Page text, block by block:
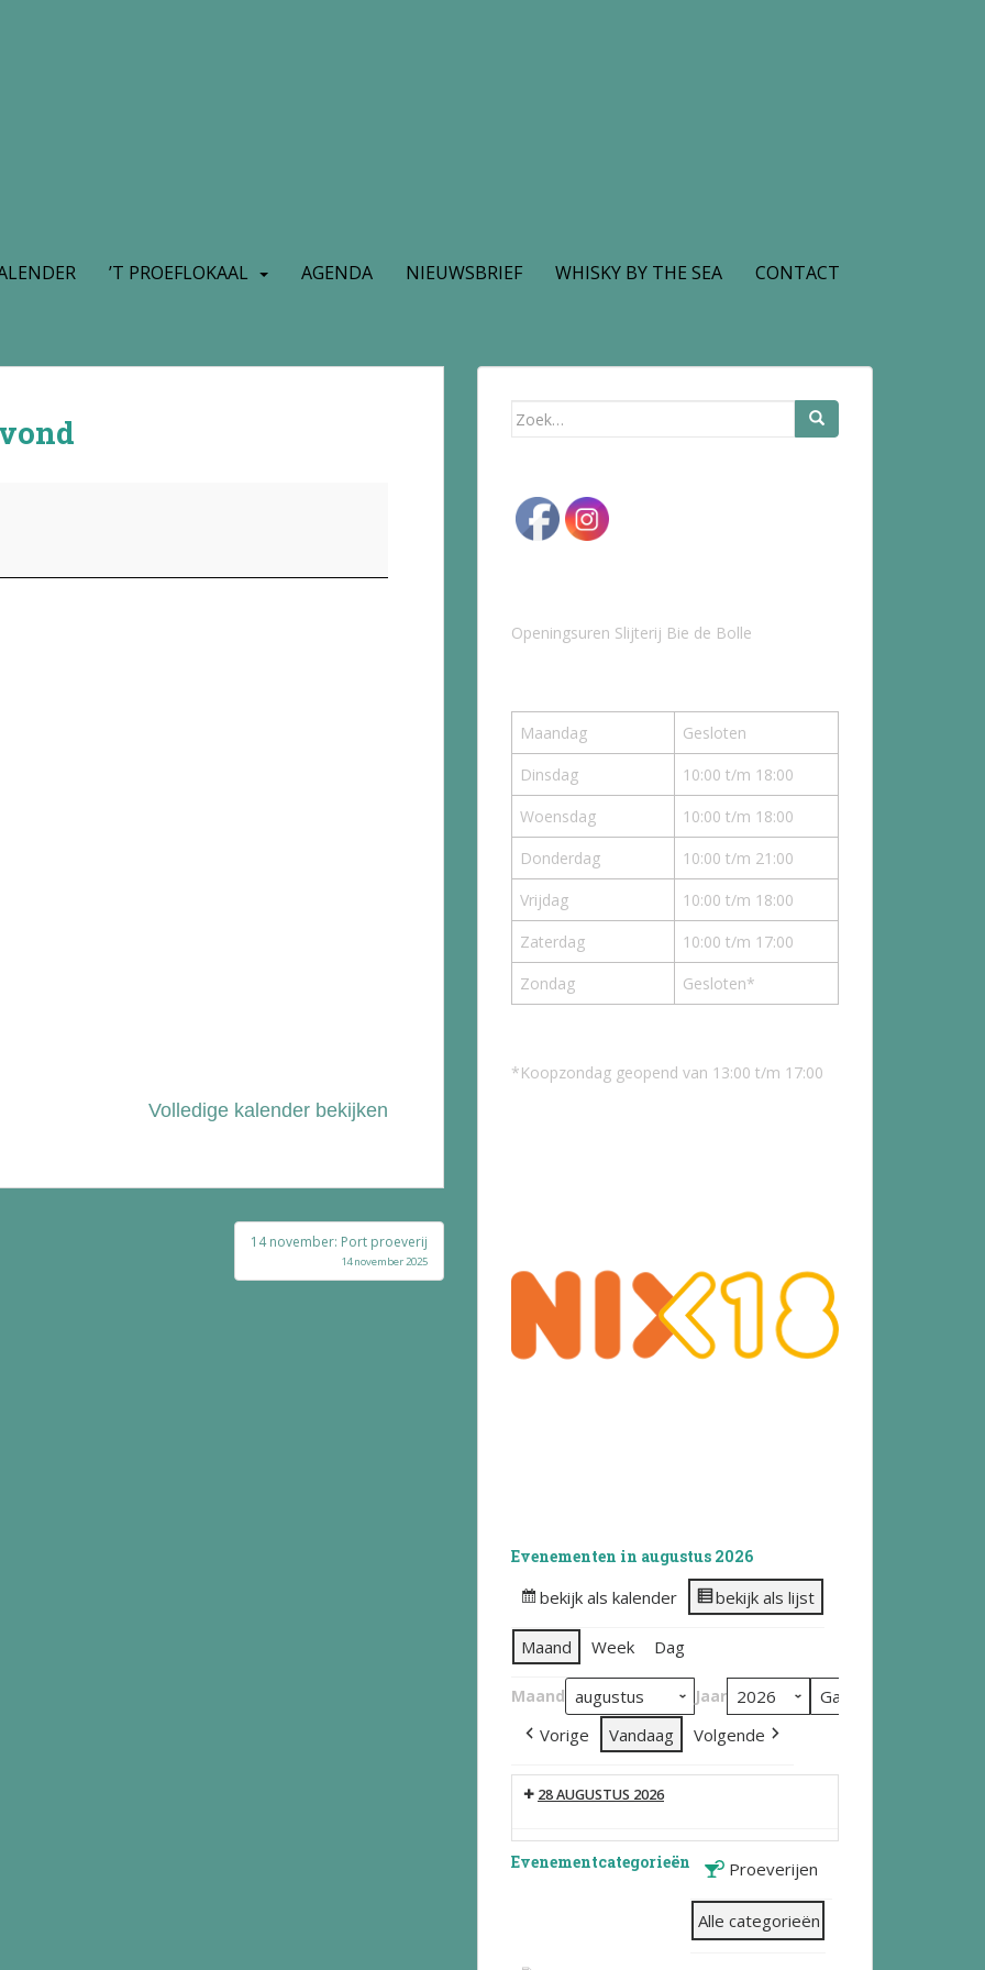
’T PROEFLOKAAL AGENDA NIEUWSBRIEF WHISKY BY THE SEA CONTACT
Volledige kalender bekijken
14 november: Port proeverij
14 november 2025
Zoek
Openingsuren Slijterij Bie de Bolle
Maandag
Gesloten
Dinsdag
10:00 t/m 18:00
Woensdag
10:00 t/m 18:00
Donderdag
10:00 t/m 21:00
Vrijdag
10:00 t/m 18:00
Zaterdag
10:00 t/m 17:00
Zondag
Gesloten*
*Koopzondag geopend van 13:00 t/m 17:00
Evenementen in augustus 2026
bekijk als kalender bekijk als lijst
Maand Week Dag
Maand Jaar
Vorige Vandaag Volgende
28 AUGUSTUS 2026
Evenementcategorieën Proeverijen
Alle categorieën